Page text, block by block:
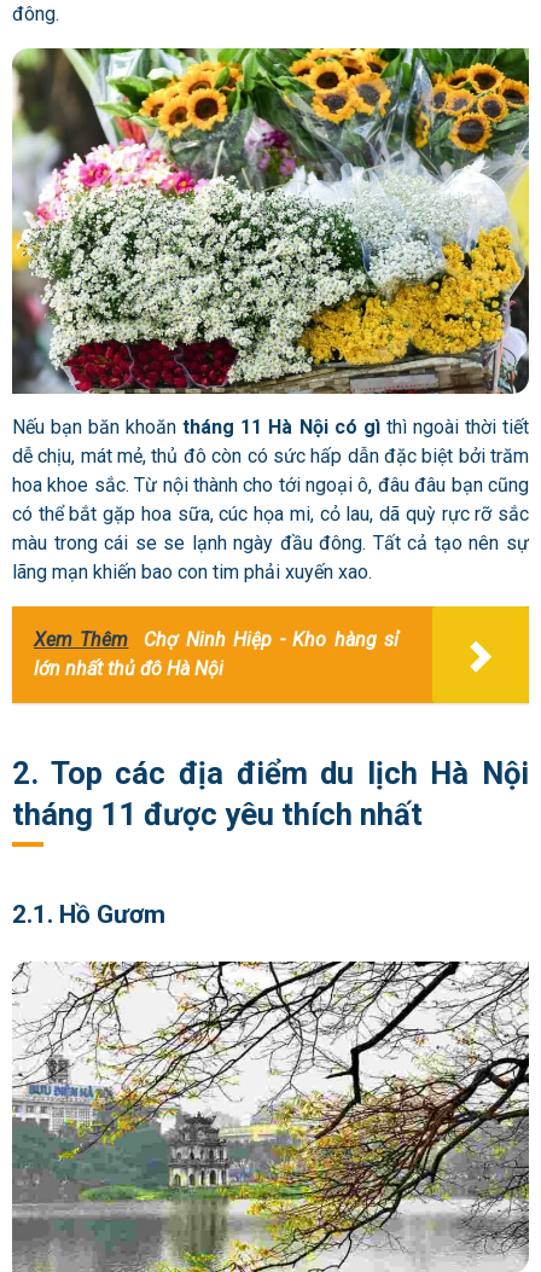
đông.
Nếu bạn băn khoăn tháng 11 Hà Nội có gìthì ngoài thời tiết
dễ chịu, mát mẻ, thủ đô còn có sức hấp dẫn đặc biệt bởi trăm
hoa khoe sắc. Từ nội thành cho tới ngoại ô, đâu đâu bạn cũng
có thể bắt gặp hoa sữa, cúc họa mi, cỏ lau, dã quỳ rực rỡ sắc
màu trong cái se se lạnh ngày đầu đông. Tất cả tạo nên sự
lãng mạn khiến bao con tim phải xuyến xao.
Xem Thêm
Chợ Ninh Hiệp - Kho hàng sỉ
lớn nhất thủ đô Hà Nội
2. Top các địa điểm du lịch Hà Nội
tháng 11 được yêu thích nhất
2.1. Hồ Gươm